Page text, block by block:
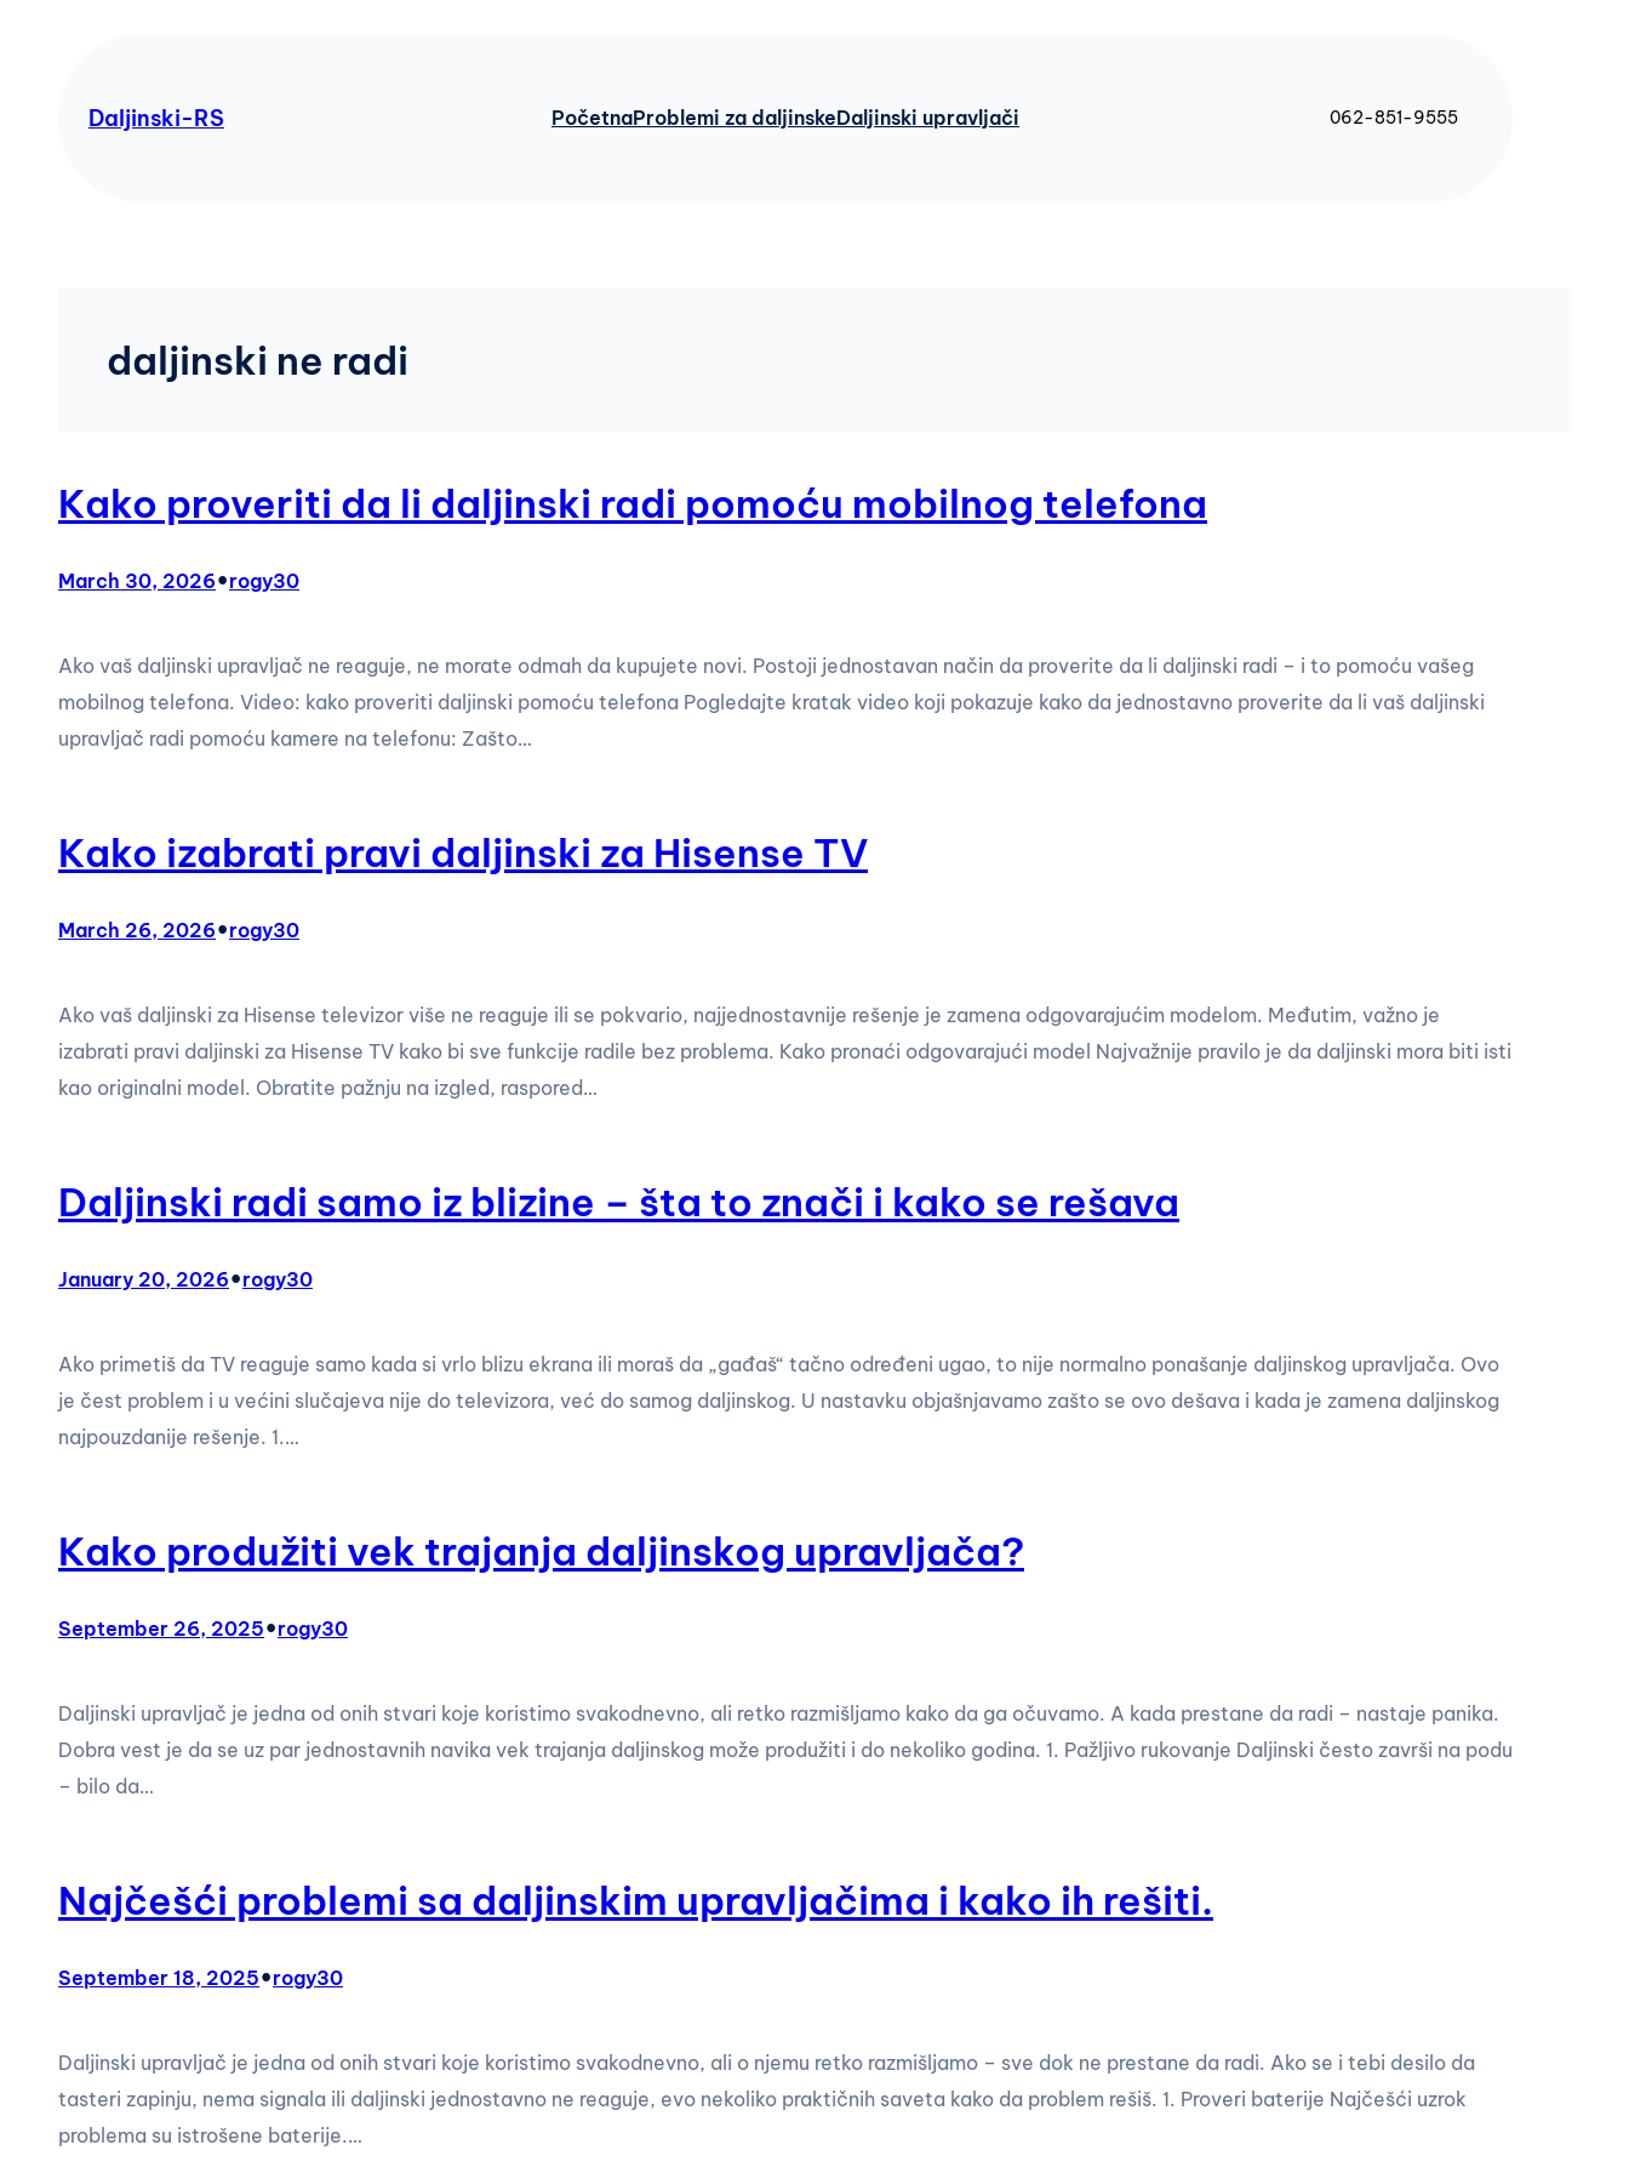
Daljinski-RS PočetnaProblemi za daljinskeDaljinski upravljači 062-851-9555
daljinski ne radi
Kako proveriti da li daljinski radi pomoću mobilnog telefona
March 30, 2026•rogy30
Ako vaš daljinski upravljač ne reaguje, ne morate odmah da kupujete novi. Postoji jednostavan način da proverite da li daljinski radi – i to pomoću vašeg
mobilnog telefona. Video: kako proveriti daljinski pomoću telefona Pogledajte kratak video koji pokazuje kako da jednostavno proverite da li vaš daljinski
upravljač radi pomoću kamere na telefonu: Zašto…
Kako izabrati pravi daljinski za Hisense TV
March 26, 2026•rogy30
Ako vaš daljinski za Hisense televizor više ne reaguje ili se pokvario, najjednostavnije rešenje je zamena odgovarajućim modelom. Međutim, važno je
izabrati pravi daljinski za Hisense TV kako bi sve funkcije radile bez problema. Kako pronaći odgovarajući model Najvažnije pravilo je da daljinski mora biti isti
kao originalni model. Obratite pažnju na izgled, raspored…
Daljinski radi samo iz blizine – šta to znači i kako se rešava
January 20, 2026•rogy30
Ako primetiš da TV reaguje samo kada si vrlo blizu ekrana ili moraš da „gađaš“ tačno određeni ugao, to nije normalno ponašanje daljinskog upravljača. Ovo
je čest problem i u većini slučajeva nije do televizora, već do samog daljinskog. U nastavku objašnjavamo zašto se ovo dešava i kada je zamena daljinskog
najpouzdanije rešenje. 1.…
Kako produžiti vek trajanja daljinskog upravljača?
September 26, 2025•rogy30
Daljinski upravljač je jedna od onih stvari koje koristimo svakodnevno, ali retko razmišljamo kako da ga očuvamo. A kada prestane da radi – nastaje panika.
Dobra vest je da se uz par jednostavnih navika vek trajanja daljinskog može produžiti i do nekoliko godina. 1. Pažljivo rukovanje Daljinski često završi na podu
– bilo da…
Najčešći problemi sa daljinskim upravljačima i kako ih rešiti.
September 18, 2025•rogy30
Daljinski upravljač je jedna od onih stvari koje koristimo svakodnevno, ali o njemu retko razmišljamo – sve dok ne prestane da radi. Ako se i tebi desilo da
tasteri zapinju, nema signala ili daljinski jednostavno ne reaguje, evo nekoliko praktičnih saveta kako da problem rešiš. 1. Proveri baterije Najčešći uzrok
problema su istrošene baterije.…